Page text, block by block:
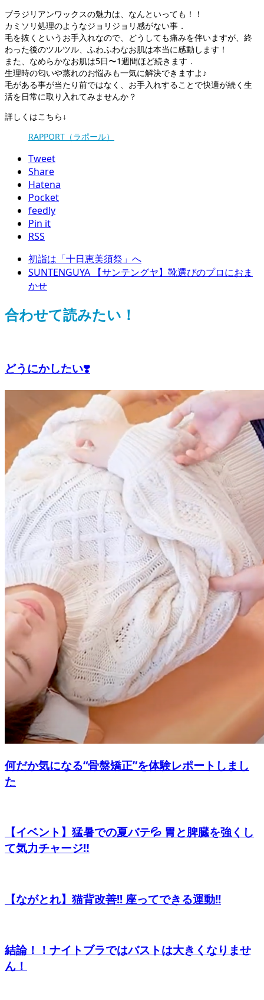
ブラジリアンワックスの魅力は、なんといっても！！
カミソリ処理のようなジョリジョリ感がない事．
毛を抜くというお手入れなので、どうしても痛みを伴いますが、終
わった後のツルツル、ふわふわなお肌は本当に感動します！
また、なめらかなお肌は5日〜1週間ほど続きます．
生理時の匂いや蒸れのお悩みも一気に解決できますよ♪
毛がある事が当たり前ではなく、お手入れすることで快適が続く生
活を日常に取り入れてみませんか？
詳しくはこちら↓
RAPPORT（ラポール）
Tweet
Share
Hatena
Pocket
feedly
Pin it
RSS
初詣は「十日恵美須祭」へ
SUNTENGUYA 【サンテングヤ】靴選びのプロにおま
かせ
合わせて読みたい！
どうにかしたい❣️
何だか気になる“骨盤矯正”を体験レポートしまし
た
【イベント】猛暑での夏バテ💦 胃と脾臓を強くし
て気力チャージ‼️
【ながとれ】猫背改善!! 座ってできる運動!!
結論！！ナイトブラではバストは大きくなりませ
ん！